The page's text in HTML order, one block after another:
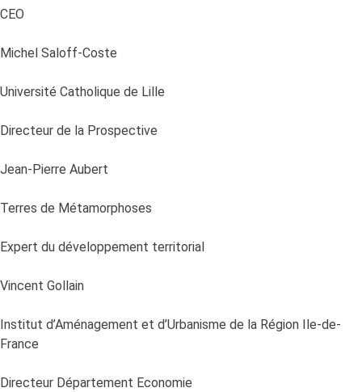
CEO
Michel Saloff-Coste
Université Catholique de Lille
Directeur de la Prospective
Jean-Pierre Aubert
Terres de Métamorphoses
Expert du développement territorial
Vincent Gollain
Institut d’Aménagement et d’Urbanisme de la Région Ile-de-
France
Directeur Département Economie